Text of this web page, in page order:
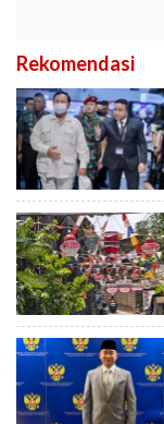
Rekomendasi